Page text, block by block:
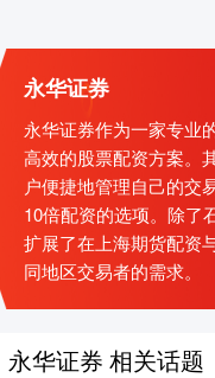
永华证券
永华证券作为一家专业
高效的股票配资方案。
户便捷地管理自己的交
10倍配资的选项。除了
扩展了在上海期货配资
同地区交易者的需求。
永华证券 相关话题